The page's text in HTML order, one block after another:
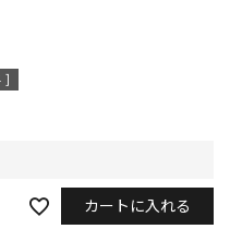
]
カートに入れる